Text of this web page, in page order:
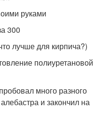
руками
300
лучше для кирпича?)
полиуретановой
много разного
и закончил на